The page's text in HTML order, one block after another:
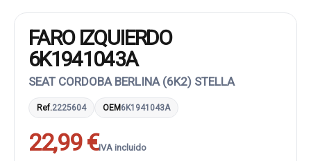
FARO IZQUIERDO
6K1941043A
SEAT CORDOBA BERLINA (6K2) STELLA
Ref.2225604 OEM6K1941043A
22,99 €IVA incluido